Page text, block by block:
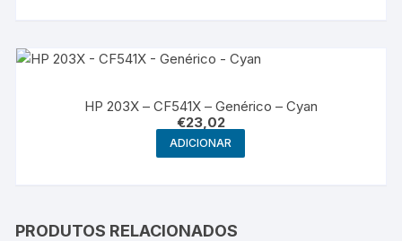
HP 203X – CF541X – Genérico – Cyan
€23,02
ADICIONAR
PRODUTOS RELACIONADOS